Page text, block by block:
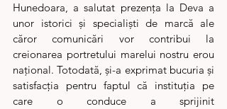
Hunedoara, a salutat prezența la Deva a
unor istorici și specialiști de marcă ale
căror comunicări vor contribui la
creionarea portretului marelui nostru erou
național. Totodată, și-a exprimat bucuria și
satisfacția pentru faptul că instituția pe
care o conduce a sprijinit